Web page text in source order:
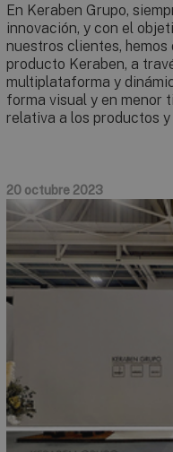
En Keraben Grupo,
innovación, y con el
nuestros clientes,
producto Keraben, a
multiplataforma y
forma visual y en menor
relativa a los productos
20 octubre 2023